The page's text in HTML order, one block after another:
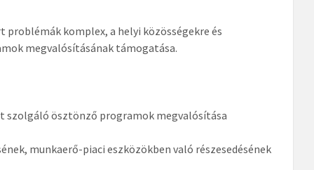
komplex, a helyi közösségekre és
megvalósításának támogatása.
szolgáló ösztönző programok megvalósítása
munkaerő-piaci eszközökben való részesedésének